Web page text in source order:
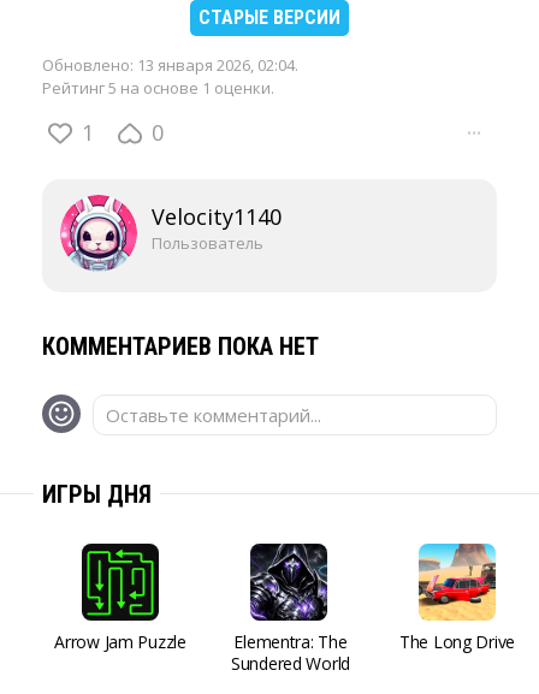
СТАРЫЕ ВЕРСИИ
Обновлено: 13 января 2026, 02:04.
Рейтинг 5 на основе 1 оценки.
1 0 ···
Velocity1140
Пользователь
КОММЕНТАРИЕВ ПОКА НЕТ
Оставьте комментарий...
ИГРЫ ДНЯ
Arrow Jam Puzzle
Elementra: The
Sundered World
The Long Drive